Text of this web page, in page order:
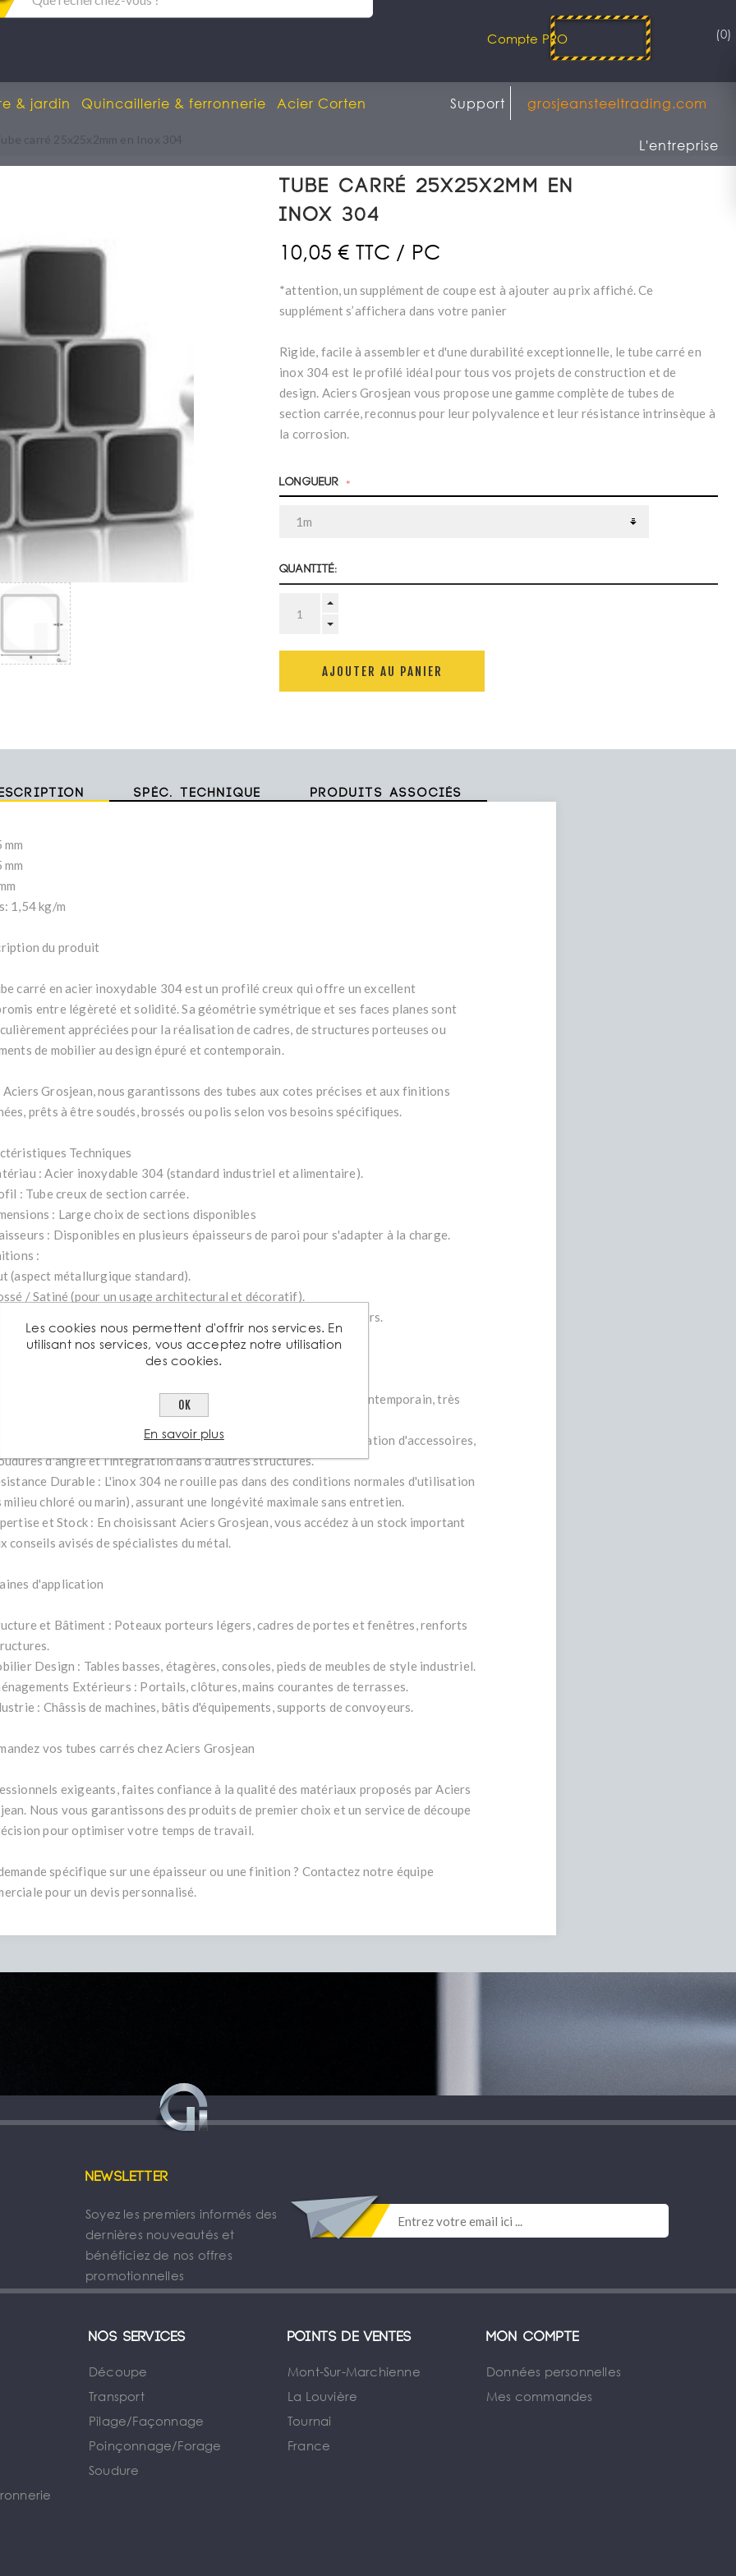
Compte PRO (0)
& jardin Quincaillerie & ferronnerie Acier Corten grosjeansteeltrading.com
Support
L'entreprise
carré 25x25x2mm en Inox 304
Tube carré 25x25x2mm en
Inox 304
10,05 € TTC / PC
*attention, un supplément de coupe est à ajouter au prix affiché. Ce
supplément s’affichera dans votre panier
Rigide, facile à assembler et d'une durabilité exceptionnelle, le tube carré en
inox 304 est le profilé idéal pour tous vos projets de construction et de
design. Aciers Grosjean vous propose une gamme complète de tubes de
section carrée, reconnus pour leur polyvalence et leur résistance intrinsèque à
la corrosion.
Longueur *
Quantité:
AJOUTER AU PANIER
Spéc. technique Produits associés
mm
mm
1,54 kg/m
du produit
carré en acier inoxydable 304 est un profilé creux qui offre un excellent
entre légèreté et solidité. Sa géométrie symétrique et ses faces planes sont
appréciées pour la réalisation de cadres, de structures porteuses ou
de mobilier au design épuré et contemporain.
Aciers Grosjean, nous garantissons des tubes aux cotes précises et aux finitions
prêts à être soudés, brossés ou polis selon vos besoins spécifiques.
Techniques
: Acier inoxydable 304 (standard industriel et alimentaire).
: Tube creux de section carrée.
: Large choix de sections disponibles
: Disponibles en plusieurs épaisseurs de paroi pour s'adapter à la charge.
:
(aspect métallurgique standard).
/ Satiné (pour un usage architectural et décoratif).
: Service de découpe sur mesure disponible dans nos ateliers.
du tube carré Aciers Grosjean
Moderne : La forme carrée offre un rendu visuel net et contemporain, très
dans l'architecture moderne et le design industriel.
d'Usinage : Les surfaces planes simplifient grandement la fixation d'accessoires,
d'angle et l'intégration dans d'autres structures.
Durable : L'inox 304 ne rouille pas dans des conditions normales d'utilisation
milieu chloré ou marin), assurant une longévité maximale sans entretien.
et Stock : En choisissant Aciers Grosjean, vous accédez à un stock important
conseils avisés de spécialistes du métal.
d'application
et Bâtiment : Poteaux porteurs légers, cadres de portes et fenêtres, renforts
Design : Tables basses, étagères, consoles, pieds de meubles de style industriel.
Extérieurs : Portails, clôtures, mains courantes de terrasses.
: Châssis de machines, bâtis d'équipements, supports de convoyeurs.
vos tubes carrés chez Aciers Grosjean
exigeants, faites confiance à la qualité des matériaux proposés par Aciers
Nous vous garantissons des produits de premier choix et un service de découpe
pour optimiser votre temps de travail.
spécifique sur une épaisseur ou une finition ? Contactez notre équipe
pour un devis personnalisé.
Newsletter
Soyez les premiers informés des
dernières nouveautés et
bénéficiez de nos offres
promotionnelles
Nos services
Découpe
Transport
Pilage/Façonnage
Poinçonnage/Forage
Soudure
Points de ventes
Mont-Sur-Marchienne
La Louvière
Tournai
France
Mon compte
Données personnelles
Mes commandes
Les cookies nous permettent d'offrir nos services. En
utilisant nos services, vous acceptez notre utilisation
des cookies.
OK
En savoir plus